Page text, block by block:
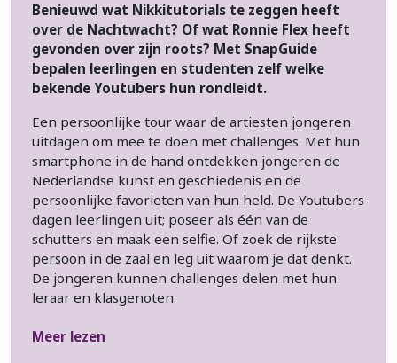
Benieuwd wat Nikkitutorials te zeggen heeft
over de Nachtwacht? Of wat Ronnie Flex heeft
gevonden over zijn roots? Met SnapGuide
bepalen leerlingen en studenten zelf welke
bekende Youtubers hun rondleidt.
Een persoonlijke tour waar de artiesten jongeren
uitdagen om mee te doen met challenges. Met hun
smartphone in de hand ontdekken jongeren de
Nederlandse kunst en geschiedenis en de
persoonlijke favorieten van hun held. De Youtubers
dagen leerlingen uit; poseer als één van de
schutters en maak een selfie. Of zoek de rijkste
persoon in de zaal en leg uit waarom je dat denkt.
De jongeren kunnen challenges delen met hun
leraar en klasgenoten.
Meer lezen